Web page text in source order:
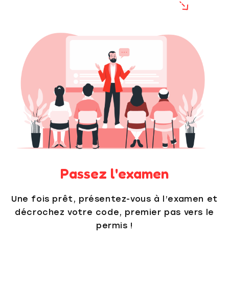
Passez l'examen
Une fois prêt, présentez-vous à l’examen et
décrochez votre code, premier pas vers le
permis !